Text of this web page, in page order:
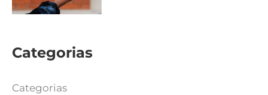
Categorias
Categorias